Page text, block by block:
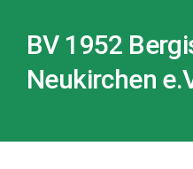
BV 1952
Neukirchen